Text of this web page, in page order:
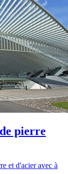
pierre
et d'acier avec à